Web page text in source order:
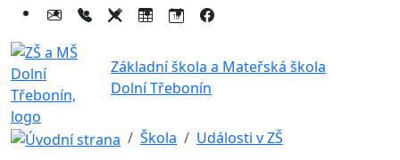
Základní škola a Mateřská škola
Dolní Třebonín
Škola Události v ZŠ